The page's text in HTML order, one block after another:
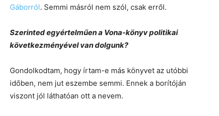
Gáborról. Semmi másról nem szól, csak erről.
Szerinted egyértelműen a Vona-könyv politikai
következményével van dolgunk?
Gondolkodtam, hogy írtam-e más könyvet az utóbbi
időben, nem jut eszembe semmi. Ennek a borítóján
viszont jól láthatóan ott a nevem.